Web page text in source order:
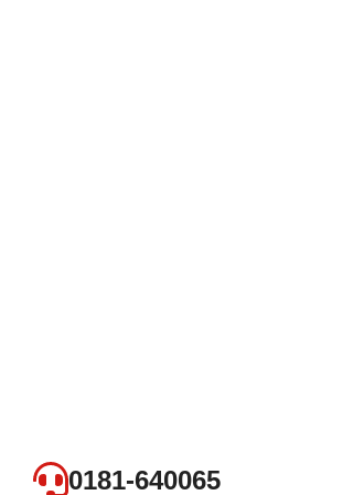
0181-640065